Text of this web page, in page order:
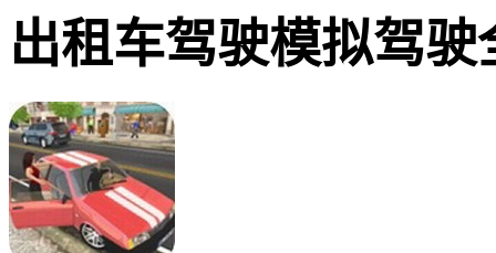
出租车驾驶模拟驾驶